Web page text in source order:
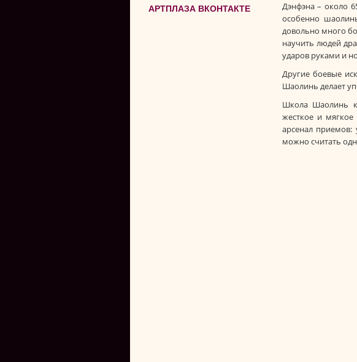
АРТПЛАЗА ВКОНТАКТЕ
Дэнфэна – около
особенно
довольно много
научить людей
ударов руками и
Другие боевые
Шаолинь делает
Школа Шаолинь
жесткое и
арсенал приемов:
можно считать